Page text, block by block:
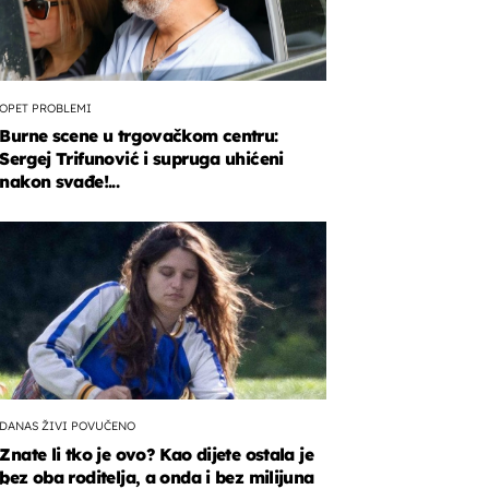
OPET PROBLEMI
Burne scene u trgovačkom centru:
Sergej Trifunović i supruga uhićeni
nakon svađe!...
DANAS ŽIVI POVUČENO
Znate li tko je ovo? Kao dijete ostala je
bez oba roditelja, a onda i bez milijuna